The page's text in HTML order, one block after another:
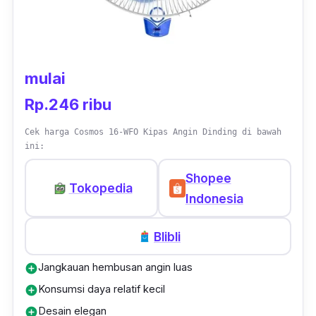
mulai
Rp.246 ribu
Cek harga Cosmos 16-WFO Kipas Angin Dinding di bawah
ini:
Tokopedia
Shopee
Indonesia
Blibli
add_circleJangkauan hembusan angin luas
add_circleKonsumsi daya relatif kecil
add_circleDesain elegan